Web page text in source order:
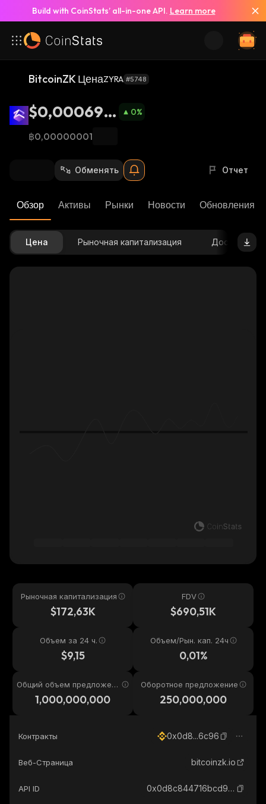
Build with CoinStats’ all-in-one API. Learn more
BitcoinZK ЦенаZYRA #5748
$0,000690
5
0%
฿0,00000001
Обменять Отчет
Обзор Активы Рынки Новости Обновления
Цена Рыночная капитализация Доступное
Рыночная капитализация
$172,63K
FDV
$690,51K
Объем за 24 ч.
$9,15
Объем/Рын. кап. 24ч
0,01%
Общий объем предложени
1,000,000,000
Оборотное предложение
250,000,000
Контракты 0x0d8...6c96
Веб-Страница bitcoinzk.io
API ID 0x0d8c844716bcd981d9b6d3f2ccf5364129086c96_binance_smart